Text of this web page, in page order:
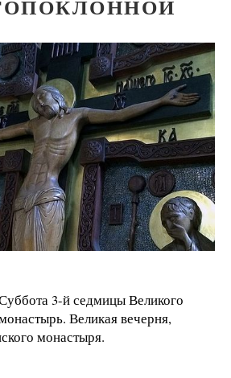
3-й седмицы Великого
Великая вечерня,
монастыря.